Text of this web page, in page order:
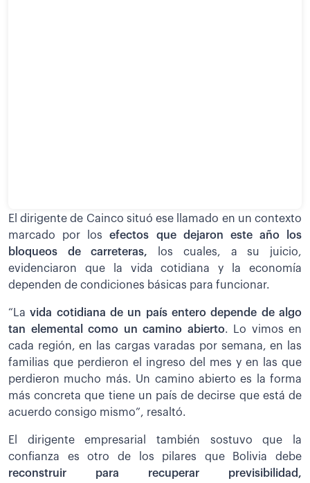
El dirigente de Cainco situó ese llamado en un contexto
marcado por losefectos que dejaron este año los
bloqueos de carreteras, los cuales, a su juicio,
evidenciaron que la vida cotidiana y la economía
dependen de condiciones básicas para funcionar.
“La vida cotidiana de un país entero depende de algo
tan elemental como un camino abierto. Lo vimos en
cada región, en las cargas varadas por semana, en las
familias que perdieron el ingreso del mes y en las que
perdieron mucho más. Un camino abierto es la forma
más concreta que tiene un país de decirse que está de
acuerdo consigo mismo”, resaltó.
El dirigente empresarial también sostuvo que la
confianza es otro de los pilares que Bolivia debe
reconstruir para recuperar previsibilidad,